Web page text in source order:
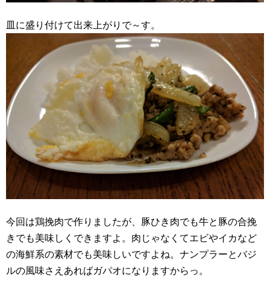
皿に盛り付けて出来上がりで～す。
今回は鶏挽肉で作りましたが、豚ひき肉でも牛と豚の合挽
きでも美味しくできますよ。肉じゃなくてエビやイカなど
の海鮮系の素材でも美味しいですよね。ナンプラーとバジ
ルの風味さえあればガパオになりますからっ。